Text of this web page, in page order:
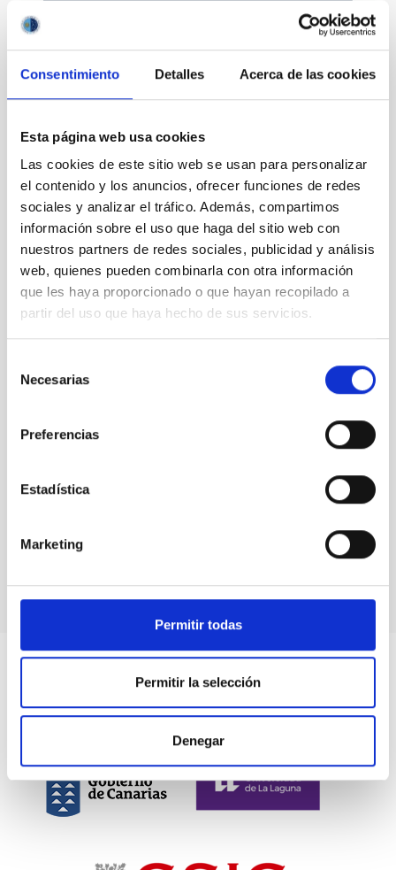
Consentimiento Detalles Acerca de las cookies
Esta página web usa cookies
Las cookies de este sitio web se usan para personalizar
el contenido y los anuncios, ofrecer funciones de redes
sociales y analizar el tráfico. Además, compartimos
información sobre el uso que haga del sitio web con
nuestros partners de redes sociales, publicidad y análisis
web, quienes pueden combinarla con otra información
que les haya proporcionado o que hayan recopilado a
partir del uso que haya hecho de sus servicios.
Necesarias
Preferencias
Estadística
Marketing
Permitir todas
Permitir la selección
Denegar
Divulgación
Movilidad